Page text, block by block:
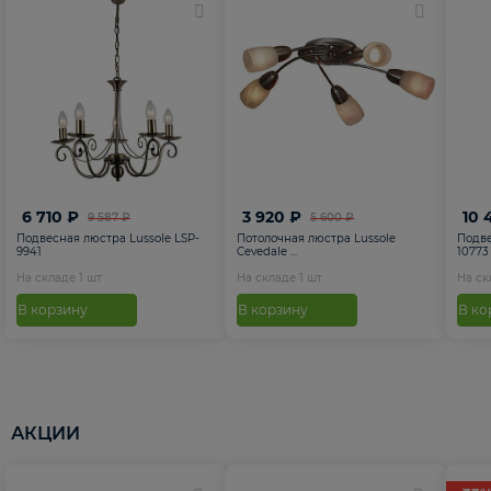
9 587 ₽
6 710 ₽
Подвесная люстра Lussole LSP-
9941
На складе 1 шт
В корзину
5 600 ₽
3 920 ₽
Потолочная люстра Lussole
Cevedale ...
На складе 1 шт
В корзину
10
10773
На
В
АКЦИИ